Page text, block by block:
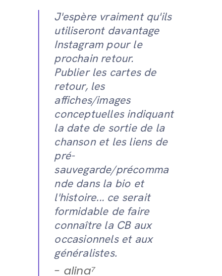
J'espère vraiment qu'ils
utiliseront davantage
Instagram pour le
prochain retour.
Publier les cartes de
retour, les
affiches/images
conceptuelles indiquant
la date de sortie de la
chanson et les liens de
pré-
sauvegarde/précomma
nde dans la bio et
l'histoire... ce serait
formidable de faire
connaître la CB aux
occasionnels et aux
généralistes.
- alina⁷